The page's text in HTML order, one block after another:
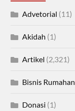
Advetorial (11)
Akidah (1)
Artikel (2,321)
Bisnis Rumahan
Donasi (1)